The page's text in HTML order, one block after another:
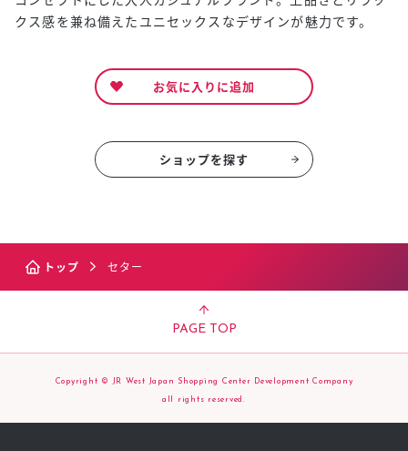
クス感を兼ね備えたユニセックスなデザインが魅力です。
お気に入りに追加
ショップを探す
トップ セター
PAGE TOP
Copyright © JR West Japan Shopping Center Development Company
all rights reserved.